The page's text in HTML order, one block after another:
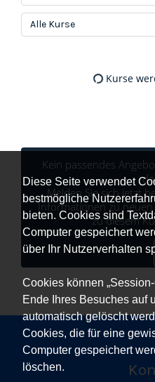
Diese Seite verwendet
bestmögliche
bieten. Cookies sind
Computer gespeichert
über Ihr Nutzerverhalten
Cookies können
Ende Ihres Besuches auf
automatisch gelöscht
Cookies, die für eine
Computer gespeichert
löschen.
Alle Kurse
Kurse
Kein passendes
Melden Sie sich jetzt
Informationen zu
zu diesem